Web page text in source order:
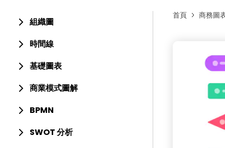
組織圖
時間線
基礎圖表
商業模式圖解
BPMN
SWOT 分析
首頁 商務圖